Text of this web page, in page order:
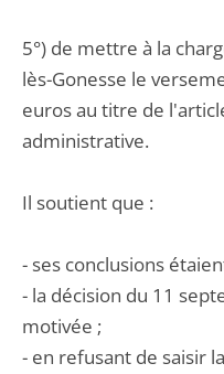
5°) de mettre à la
lès-Gonesse le
euros au titre de
administrative.
Il soutient que :
- ses conclusions
- la décision du 11
motivée ;
- en refusant de saisir